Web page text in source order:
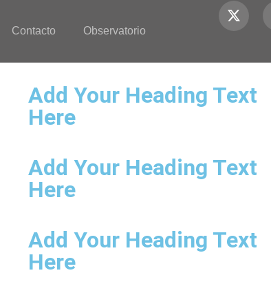
Contacto Observatorio
Add Your Heading Text
Here
Add Your Heading Text
Here
Add Your Heading Text
Here